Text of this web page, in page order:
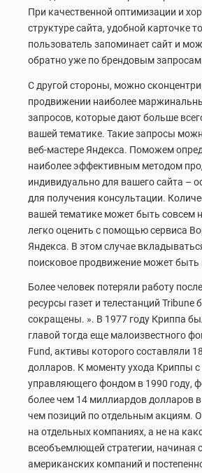
При качественной оптимизации и
структуре сайта, удобной карточке
пользователь запоминает сайт и
обратно уже по брендовым
С другой стороны, можно
продвижении наиболее
запросов, которые дают больше
вашей тематике. Такие запросы
веб-мастере Яндекса. Поможем
наиболее эффективным методом
индивидуально для вашего сайта –
для получения консультации.
вашей тематике может быть совсем
легко оценить с помощью сервиса
Яндекса. В этом случае
поисковое продвижение может быть
Более человек потеряли работу
ресурсы газет и телестанций Tribune
сокращены. ». В 1977 году Криппа
главой тогда еще малоизвестного
Fund, активы которого составляли
долларов. К моменту ухода Криппы с
управляющего фондом в 1990 году,
более чем 14 миллиардов долларов в
чем позиций по отдельным акциям.
на отдельных компаниях, а не на
всеобъемлющей стратегии, начиная
американских компаний и